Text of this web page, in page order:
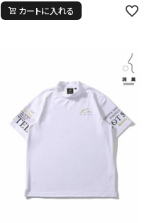
カートに入れる